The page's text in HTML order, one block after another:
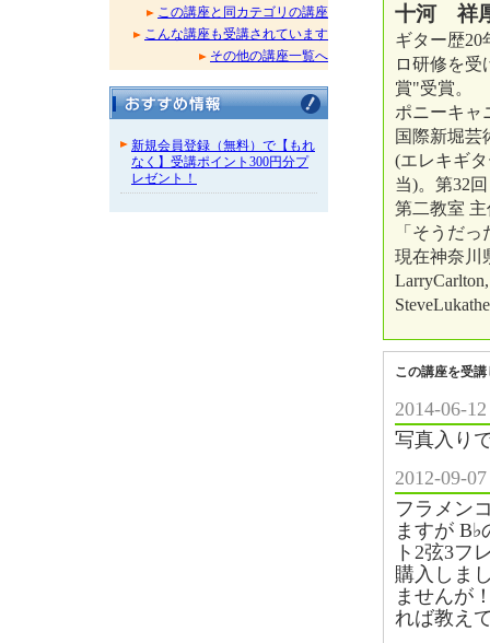
この講座と同カテゴリの講座
こんな講座も受講されています
その他の講座一覧へ
新規会員登録（無料）で【もれ
なく】受講ポイント300円分プ
レゼント！
十河 祥
ギター歴20
ロ研修を受
賞"受賞。
ポニーキャ
国際新堀芸
(エレキギ
当)。第32
第二教室
「そうだ
現在神奈川
この講座を受
2014-06-
写真入り
2012-09-
フラメン
ますが
ト2弦3フ
購入しま
ませんが
れば教え